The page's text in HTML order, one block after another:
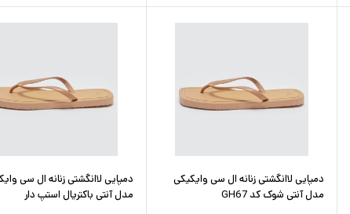
دمپایی لاانگشتی زنانه ال سی وایکیکی
مدل آنتی شوک کد GH67
دمپایی لاانگشتی زنانه ال سی
مدل آنتی باکتریال استپ دار